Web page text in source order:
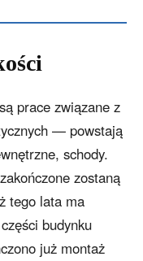
prace związane z
— powstają
schody.
zostaną
tego lata ma
budynku
już montaż